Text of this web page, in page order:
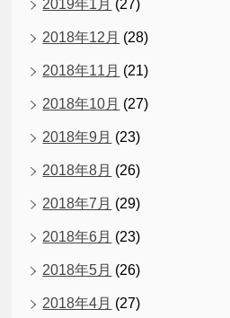
2019年1月 (27)
2018年12月 (28)
2018年11月 (21)
2018年10月 (27)
2018年9月 (23)
2018年8月 (26)
2018年7月 (29)
2018年6月 (23)
2018年5月 (26)
2018年4月 (27)